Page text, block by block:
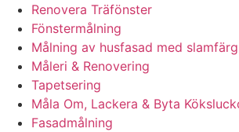
Renovera Träfönster
Fönstermålning
Målning av husfasad med slamfärg
Måleri & Renovering
Tapetsering
Måla Om, Lackera & Byta
Fasadmålning